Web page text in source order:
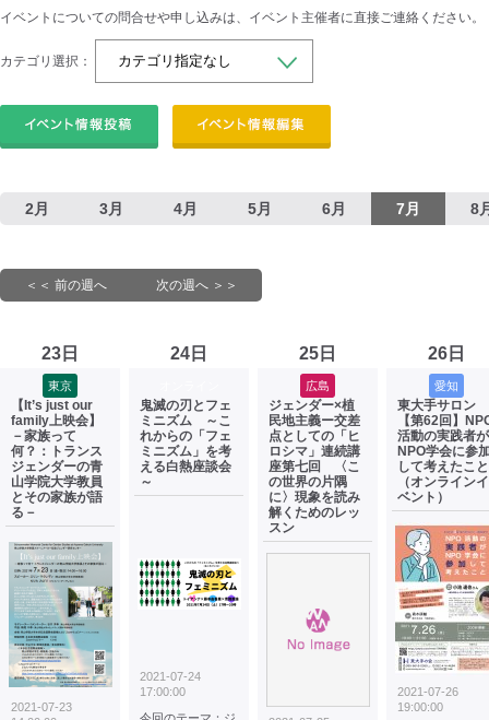
イベントについての問合せや申し込みは、イベント主催者に直接ご連絡ください。
カテゴリ選択：
2月 3月 4月 5月 6月 7月 8
＜＜ 前の週へ 次の週へ ＞＞
23日
東京
【It’s just our
family上映会】
－家族って
何？：トランス
ジェンダーの青
山学院大学教員
とその家族が語
る－
2021-07-23
24日
鬼滅の刃とフェ
ミニズム ～こ
れからの「フェ
ミニズム」を考
える白熱座談会
～
2021-07-24
17:00:00
25日
広島
ジェンダー×植
民地主義ー交差
点としての「ヒ
ロシマ」連続講
座第七回 〈こ
の世界の片隅
に〉現象を読み
解くためのレッ
スン
26日
愛知
東大手サロン
【第62回】
活動の実践者が
NPO学会に参
して考えたこと
（オンラインイ
ベント）
2021-07-26
19:00:00